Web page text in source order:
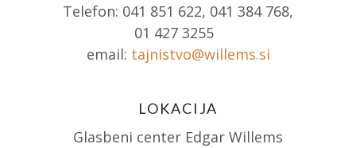
Telefon: 041 851 622, 041 384 768,
01 427 3255
email: tajnistvo@willems.si
LOKACIJA
Glasbeni center Edgar Willems